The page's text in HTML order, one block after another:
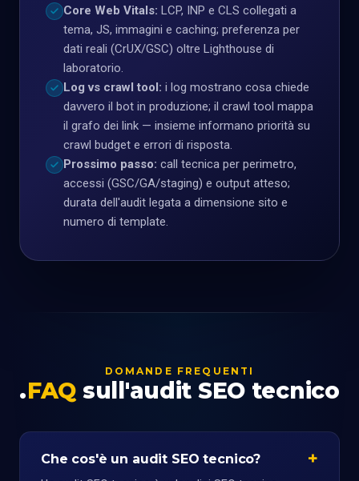
Core Web Vitals: LCP, INP e CLS collegati a
tema, JS, immagini e caching; preferenza per
dati reali (CrUX/GSC) oltre Lighthouse di
laboratorio.
Log vs crawl tool: i log mostrano cosa chiede
davvero il bot in produzione; il crawl tool mappa
il grafo dei link — insieme informano priorità su
crawl budget e errori di risposta.
Prossimo passo: call tecnica per perimetro,
accessi (GSC/GA/staging) e output atteso;
durata dell'audit legata a dimensione sito e
numero di template.
DOMANDE FREQUENTI
FAQ sull'audit SEO tecnico
Che cos'è un audit SEO tecnico?